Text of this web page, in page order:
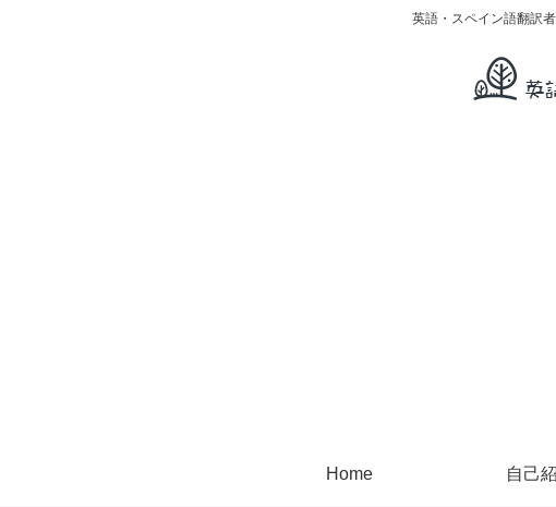
英語・スペイン語翻訳
Home 自己